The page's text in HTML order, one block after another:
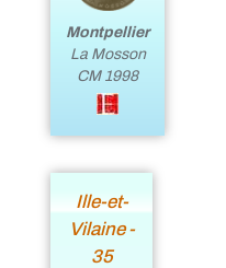
Montpellier
La Mosson
CM 1998
Ille-et-
Vilaine -
35